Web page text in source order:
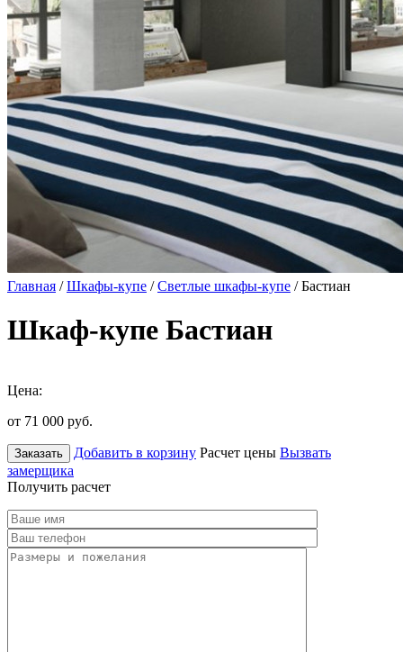
Главная /Шкафы-купе /Светлые шкафы-купе / Бастиан
Шкаф-купе Бастиан
Цена:
от 71 000 руб.
Заказать Добавить в корзину Расчет цены Вызвать
замерщика
Получить расчет